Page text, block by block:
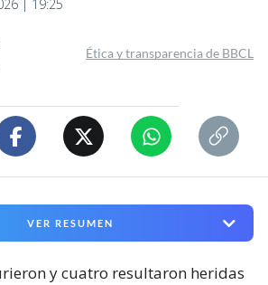
| 19:25
Ética y transparencia de BBCL
VER RESUMEN
y cuatro resultaron heridas